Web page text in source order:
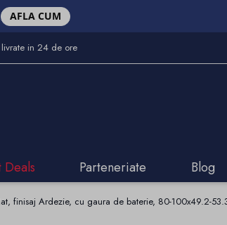
AFLA CUM
in 24 de ore
Deals Parteneriate Blog
finisaj Ardezie, cu gaura de baterie, 80-100x49.2-